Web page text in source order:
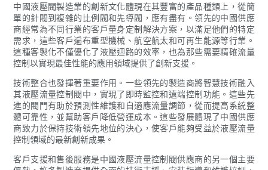
中國液壓閥製造業的創新文化體現在其豐富的產品種類上，從簡
單的針閥到複雜的比例閥和先導閥，應有盡有。領先的中國供應
商經常為不同行業的客戶量身定制解決方案，以滿足他們的特定
需求，這些客戶遍布重型機械、航空航太和可再生能源等行業。
這種客製化不僅優化了液壓迴路的效率，也為那些需要精確流量
控制以實現最佳性能的應用領域提供了創新支援。
技術整合也發揮著重要作用。一些領先的製造商將智慧技術融入
其液壓流量控制閥中，實現了即時監控和遠端控制功能。這些先
進的閥門有助於預測性維護和自適應流量調節，從而提高系統整
體可靠性，並幫助客戶降低營運成本。這些發展體現了中國供應
商致力於保持技術領先地位的決心，使客戶能夠受益於液壓流量
控制領域的最新創新成果。
客戶支援和售後服務是中國液壓流量控制閥供應商的另一個主要